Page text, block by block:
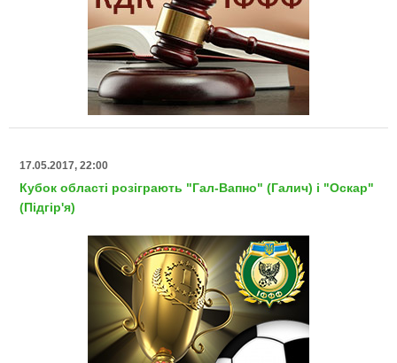
17.05.2017, 22:00
Кубок області розіграють "Гал-Вапно" (Галич) і "Оскар"
(Підгір'я)